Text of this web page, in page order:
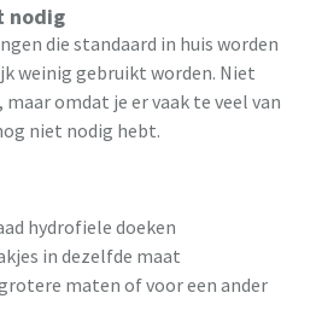
nodig
die standaard in huis worden
weinig gebruikt worden. Niet
omdat je er vaak te veel van
niet nodig hebt.
hydrofiele doeken
in dezelfde maat
maten of voor een ander